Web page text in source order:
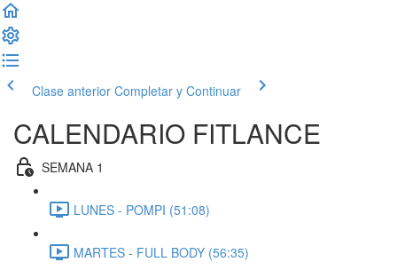
Clase anterior Completar y Continuar
CALENDARIO FITLANCE
SEMANA 1
LUNES - POMPI (51:08)
MARTES - FULL BODY (56:35)